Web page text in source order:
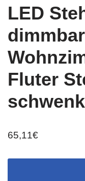
LED
Fluter
65,11€